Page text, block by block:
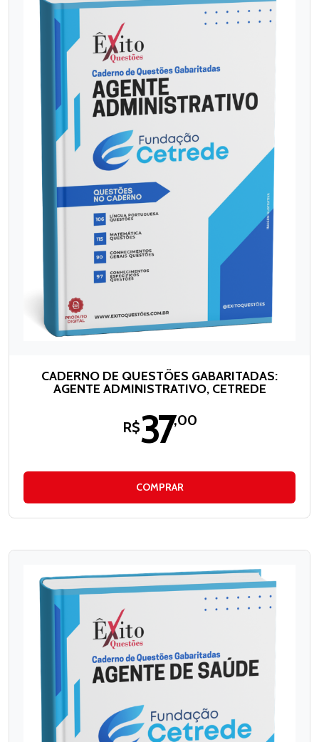
CADERNO DE QUESTÕES GABARITADAS:
AGENTE ADMINISTRATIVO, CETREDE
R$37,00
COMPRAR